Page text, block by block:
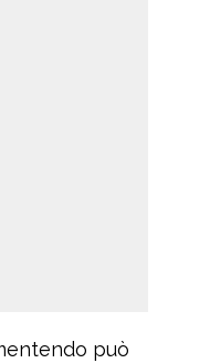
può